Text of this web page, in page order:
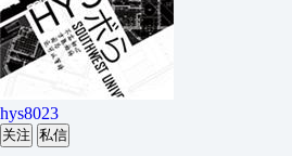
hys8023
关注 私信